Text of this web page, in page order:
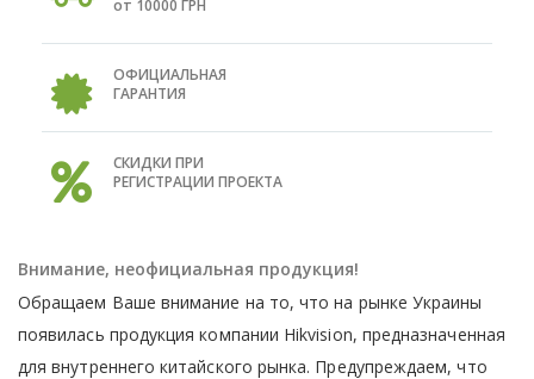
от 10000 ГРН
ОФИЦИАЛЬНАЯ
ГАРАНТИЯ
СКИДКИ ПРИ
РЕГИСТРАЦИИ ПРОЕКТА
Внимание, неофициальная продукция!
Обращаем Ваше внимание на то, что на рынке Украины
появилась продукция компании Hikvision, предназначенная
для внутреннего китайского рынка. Предупреждаем, что